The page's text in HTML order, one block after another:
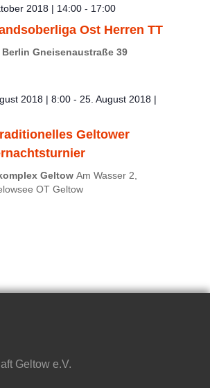
2018 | 14:00- 17:00
Ost Herren TT
Berlin Gneisenaustraße 39
2018 | 8:00- 25. August 2018 |
Geltower
Geltow Am Wasser 2,
OT Geltow
Geltow e.V.